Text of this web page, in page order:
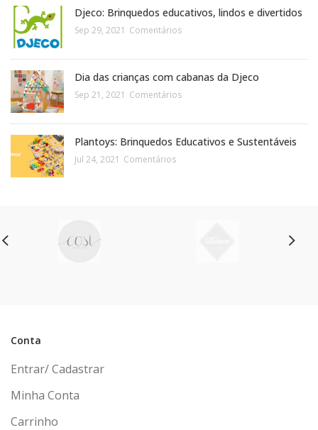
Djeco: Brinquedos educativos, lindos e divertidos
Sep 29, 2021 Comentários
Dia das crianças com cabanas da Djeco
Sep 21, 2021 Comentários
Plantoys: Brinquedos Educativos e Sustentáveis
Jul 24, 2021 Comentários
Conta
Entrar/ Cadastrar
Minha Conta
Carrinho